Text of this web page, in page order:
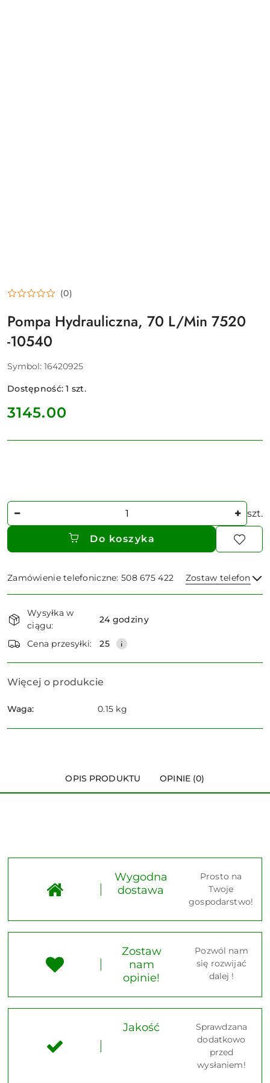
(0)
Pompa Hydrauliczna, 70 L/Min 7520
-10540
Symbol: 16420925
Dostępność:1 szt.
cena:
3145.00
Ilość szt.
Do koszyka
Zamówienie telefoniczne: 508 675 422 Zostaw telefon
i
dostawa
Wysyłka w
ciągu:
24 godziny
Cena przesyłki: 25
Więcej o produkcie
Waga: 0.15 kg
OPIS PRODUKTU OPINIE (0)
Wygodna
dostawa
Prosto na
Twoje
gospodarstwo!
Zostaw
nam
opinie!
Pozwól nam
się rozwijać
dalej !
Jakość
Sprawdzana
dodatkowo
przed
wysłaniem!